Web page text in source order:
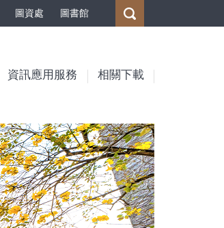
圖資處 圖書館
資訊應用服務 相關下載